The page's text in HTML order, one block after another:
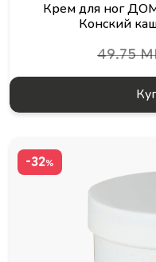
Крем для ног
Конский
49.75
-32%